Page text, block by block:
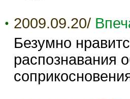
2009.09.20/
Безумно
распознавания